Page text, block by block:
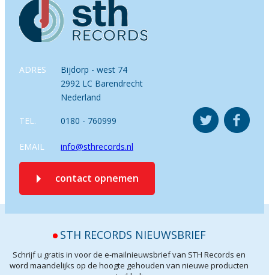
ADRES
Bijdorp - west 74
2992 LC Barendrecht
Nederland
TEL. 0180 - 760999
EMAIL info@sthrecords.nl
contact opnemen
STH RECORDS NIEUWSBRIEF
Schrijf u gratis in voor de e-mailnieuwsbrief van STH Records en
word maandelijks op de hoogte gehouden van nieuwe producten